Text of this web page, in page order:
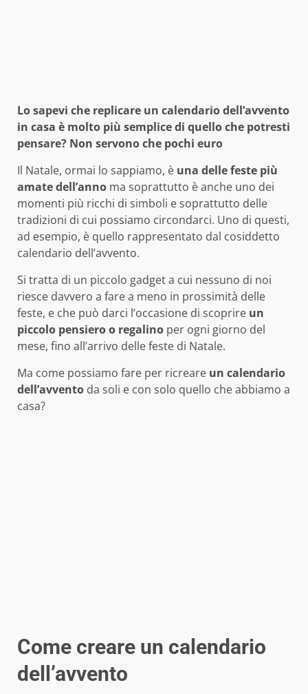
Lo sapevi che replicare un calendario dell’avvento
in casa è molto più semplice di quello che potresti
pensare? Non servono che pochi euro
Il Natale, ormai lo sappiamo, è una delle feste più
amate dell’anno ma soprattutto è anche uno dei
momenti più ricchi di simboli e soprattutto delle
tradizioni di cui possiamo circondarci. Uno di questi,
ad esempio, è quello rappresentato dal cosiddetto
calendario dell’avvento.
Si tratta di un piccolo gadget a cui nessuno di noi
riesce davvero a fare a meno in prossimità delle
feste, e che può darci l’occasione di scoprire un
piccolo pensiero o regalino per ogni giorno del
mese, fino all’arrivo delle feste di Natale.
Ma come possiamo fare per ricreare un calendario
dell’avvento da soli e con solo quello che abbiamo a
casa?
Come creare un calendario
dell’avvento